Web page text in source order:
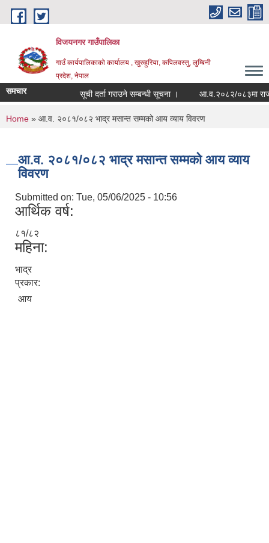
Skip to main content
विजयनगर गाउँपालिका
गाउँ कार्यपालिकाको कार्यालय , खुरुहुरिया, कपिलवस्तु, लुम्बिनी
प्रदेश, नेपाल
समचार सूची दर्ता गराउने सम्बन्धी सूचना । आ.व.२०८२/०८३मा
You are here
Home » आ.व. २०८१/०८२ भाद्र मसान्त सम्मको आय व्याय विवरण
आ.व. २०८१/०८२ भाद्र मसान्त सम्मको आय व्याय
विवरण
Submitted on: Tue, 05/06/2025 - 10:56
आर्थिक वर्ष:
८१/८२
महिना:
भाद्र
प्रकार:
आय